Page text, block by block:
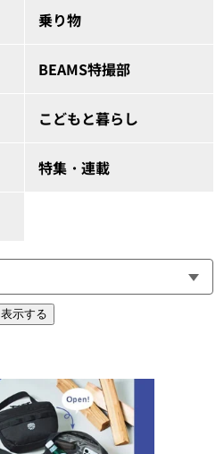
乗り物
BEAMS特撮部
こどもと暮らし
特集・連載
表示する